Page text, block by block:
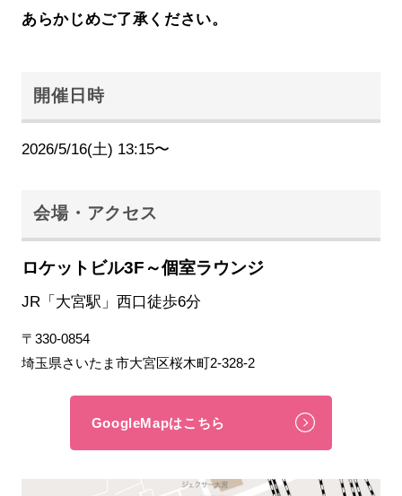
あらかじめご了承ください。
開催日時
2026/5/16(土) 13:15〜
会場・アクセス
ロケットビル3F～個室ラウンジ
JR「大宮駅」西口徒歩6分
〒330-0854
埼玉県さいたま市大宮区桜木町2-328-2
GoogleMapはこちら